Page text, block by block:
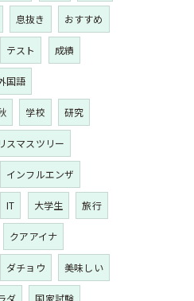
息抜き おすすめ
テスト 成績
国語
学校 研究
スマスツリー
インフルエンザ
IT 大学生 旅行
クアアイナ
ダチョウ 美味しい
ダ 国家試験